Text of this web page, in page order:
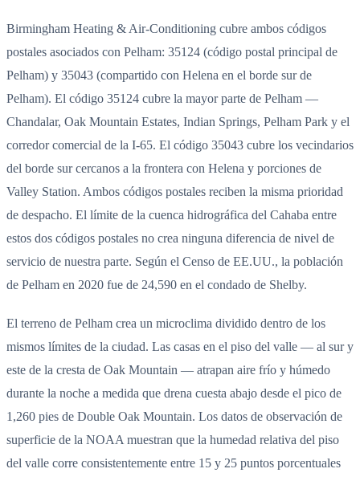
Birmingham Heating & Air-Conditioning cubre ambos códigos
postales asociados con Pelham: 35124 (código postal principal de
Pelham) y 35043 (compartido con Helena en el borde sur de
Pelham). El código 35124 cubre la mayor parte de Pelham —
Chandalar, Oak Mountain Estates, Indian Springs, Pelham Park y el
corredor comercial de la I-65. El código 35043 cubre los vecindarios
del borde sur cercanos a la frontera con Helena y porciones de
Valley Station. Ambos códigos postales reciben la misma prioridad
de despacho. El límite de la cuenca hidrográfica del Cahaba entre
estos dos códigos postales no crea ninguna diferencia de nivel de
servicio de nuestra parte. Según el Censo de EE.UU., la población
de Pelham en 2020 fue de 24,590 en el condado de Shelby.
El terreno de Pelham crea un microclima dividido dentro de los
mismos límites de la ciudad. Las casas en el piso del valle — al sur y
este de la cresta de Oak Mountain — atrapan aire frío y húmedo
durante la noche a medida que drena cuesta abajo desde el pico de
1,260 pies de Double Oak Mountain. Los datos de observación de
superficie de la NOAA muestran que la humedad relativa del piso
del valle corre consistentemente entre 15 y 25 puntos porcentuales